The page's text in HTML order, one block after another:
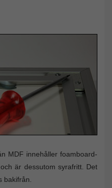
MDF innehåller foamboard-
är dessutom syrafritt. Det
bakifrån.